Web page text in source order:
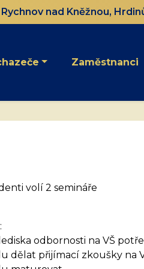
nad Kněžnou,
Zaměstnanci
volí 2 semináře
odbornosti na VŠ
dělat přijímací zkoušky na